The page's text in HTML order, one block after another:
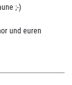
;-)
und euren